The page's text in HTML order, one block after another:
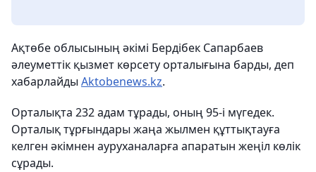
Ақтөбе облысының əкімі Бердібек Сапарбаев
əлеуметтік қызмет көрсету орталығына барды, деп
хабарлайды Aktobenews.kz.
Орталықта 232 адам тұрады, оның 95-і мүгедек.
Орталық тұрғындары жаңа жылмен құттықтауға
келген əкімнен ауруханаларға апаратын жеңіл көлік
сұрады.